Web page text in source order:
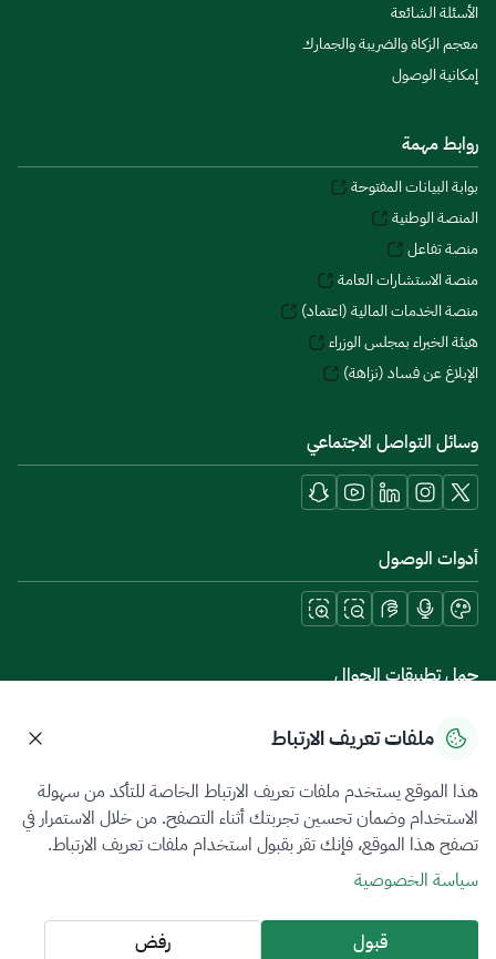
الأسئلة الشائعة
معجم الزكاة والضريبة والجمارك
إمكانية الوصول
روابط مهمة
بوابة البيانات المفتوحة
المنصة الوطنية
منصة تفاعل
منصة الاستشارات العامة
منصة الخدمات المالية (اعتماد)
هيئة الخبراء بمجلس الوزراء
الإبلاغ عن فساد (نزاهة)
وسائل التواصل الاجتماعي
أدوات الوصول
حمل تطبيقات الجوال
سياسة الخصوصيةشروط الاستخدامخريطة الموقع
جميع الحقوق محفوظة 2026 © ZATCA.GOV.SA
تم تطويره وصيانته بواسطة هيئة الزكاة والضريبة والجمارك
آخر تحديث للموقع في
ملفات تعريف الارتباط
هذا الموقع يستخدم ملفات تعريف الارتباط الخاصة للتأكد من سهولة
الاستخدام وضمان تحسين تجربتك أثناء التصفح. من خلال الاستمرار في
تصفح هذا الموقع، فإنك تقر بقبول استخدام ملفات تعريف الارتباط.
سياسة الخصوصية
قبول رفض